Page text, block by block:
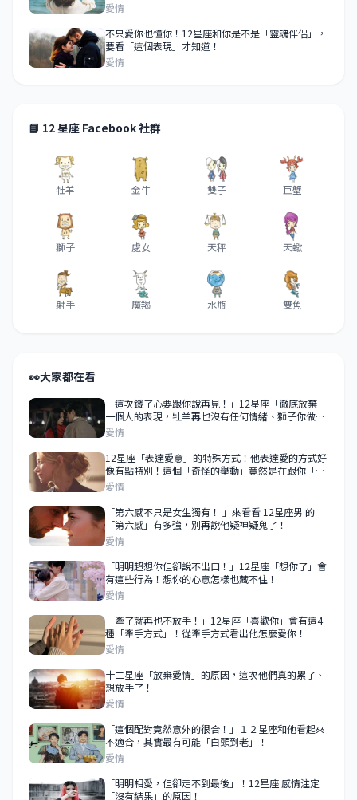
愛情
不只愛你也懂你！12星座和你是不是「靈魂伴侶」，
要看「這個表現」才知道！
愛情
📘 12 星座 Facebook 社群
牡羊 金牛 雙子 巨蟹
獅子 處女 天秤 天蠍
射手 魔羯 水瓶 雙魚
👀大家都在看
「這次鐵了心要跟你說再見！」12星座「徹底放棄」
一個人的表現，牡羊再也沒有任何情緒、獅子你做什
麼都無所謂！
愛情
12星座「表達愛意」的特殊方式！他表達愛的方式好
像有點特別！這個「奇怪的舉動」竟然是在跟你「示
愛」！
愛情
「第六感不只是女生獨有！ 」來看看 12星座男 的
「第六感」有多強，別再說他疑神疑鬼了！
愛情
「明明超想你但卻說不出口！」12星座「想你了」會
有這些行為！想你的心意怎樣也藏不住！
愛情
「牽了就再也不放手！」12星座「喜歡你」會有這4
種「牽手方式」！從牽手方式看出他怎麼愛你！
愛情
十二星座「放棄愛情」的原因，這次他們真的累了、
想放手了！
愛情
「這個配對竟然意外的很合！」１２星座和他看起來
不適合，其實最有可能「白頭到老」！
愛情
「明明相愛，但卻走不到最後」！12星座 感情注定
「沒有結果」的原因！